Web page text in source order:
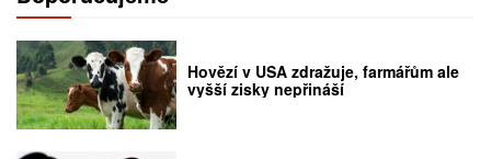
Hovězí v USA zdražuje, farmářům ale
vyšší zisky nepřináší